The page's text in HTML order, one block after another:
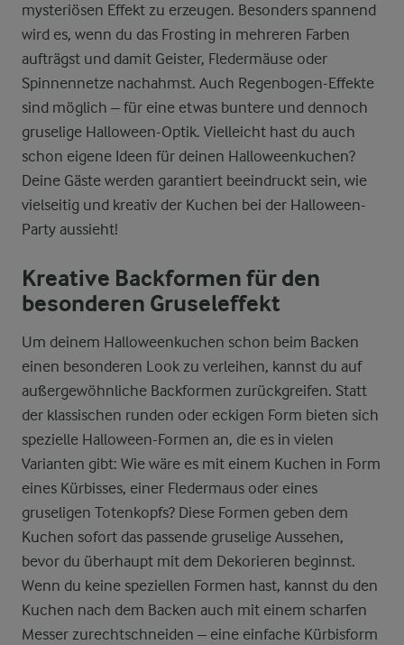
mysteriösen Effekt zu erzeugen. Besonders spannend
wird es, wenn du das Frosting in mehreren Farben
aufträgst und damit Geister, Fledermäuse oder
Spinnennetze nachahmst. Auch Regenbogen-Effekte
sind möglich – für eine etwas buntere und dennoch
gruselige Halloween-Optik. Vielleicht hast du auch
schon eigene Ideen für deinen Halloweenkuchen?
Deine Gäste werden garantiert beeindruckt sein, wie
vielseitig und kreativ der Kuchen bei der Halloween-
Party aussieht!
Kreative Backformen für den
besonderen Gruseleffekt
Um deinem Halloweenkuchen schon beim Backen
einen besonderen Look zu verleihen, kannst du auf
außergewöhnliche Backformen zurückgreifen. Statt
der klassischen runden oder eckigen Form bieten sich
spezielle Halloween-Formen an, die es in vielen
Varianten gibt: Wie wäre es mit einem Kuchen in Form
eines Kürbisses, einer Fledermaus oder eines
gruseligen Totenkopfs? Diese Formen geben dem
Kuchen sofort das passende gruselige Aussehen,
bevor du überhaupt mit dem Dekorieren beginnst.
Wenn du keine speziellen Formen hast, kannst du den
Kuchen nach dem Backen auch mit einem scharfen
Messer zurechtschneiden – eine einfache Kürbisform